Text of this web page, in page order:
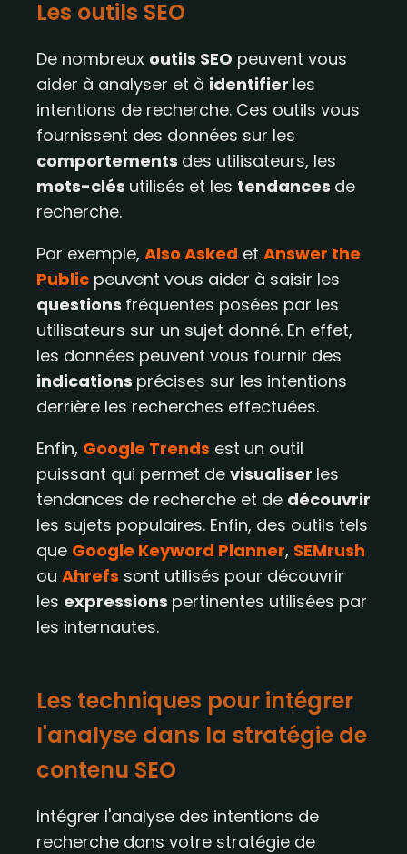
Les outils SEO
De nombreux outils SEO peuvent vous
aider à analyser et à identifier les
intentions de recherche. Ces outils vous
fournissent des données sur les
comportements des utilisateurs, les
mots-clés utilisés et les tendances de
recherche.
Par exemple, Also Asked et Answer the
Public peuvent vous aider à saisir les
questions fréquentes posées par les
utilisateurs sur un sujet donné. En effet,
les données peuvent vous fournir des
indications précises sur les intentions
derrière les recherches effectuées.
Enfin, Google Trends est un outil
puissant qui permet de visualiser les
tendances de recherche et de découvrir
les sujets populaires. Enfin, des outils tels
que Google Keyword Planner, SEMrush
ou Ahrefs sont utilisés pour découvrir
les expressions pertinentes utilisées par
les internautes.
Les techniques pour intégrer
l'analyse dans la stratégie de
contenu SEO​​
Intégrer l'analyse des intentions de
recherche dans votre stratégie de